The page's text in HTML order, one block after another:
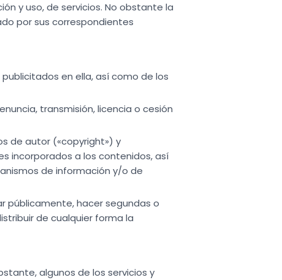
y uso, de servicios. No obstante la
por sus correspondientes
en ella, así como de los
transmisión, licencia o cesión
de autor («copyright») y
incorporados a los contenidos, así
de información y/o de
públicamente, hacer segundas o
de cualquier forma la
algunos de los servicios y